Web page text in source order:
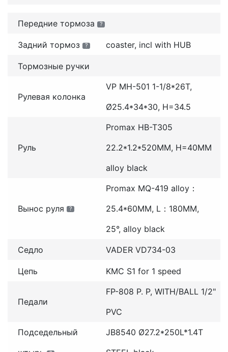
Передние тормоза ?
Задний тормоз ? coaster, incl with HUB
Тормозные ручки
Рулевая колонка
VP MH-501 1-1/8*26T,
Ø25.4*34*30, H=34.5
Руль
Promax HB-T305
22.2*1.2*520MM, H=40MM
alloy black
Вынос руля ?
Promax MQ-419 alloy：
25.4*60MM, L：180MM,
25°, alloy black
Седло VADER VD734-03
Цепь KMC S1 for 1 speed
Педали
FP-808 P. P, WITH/BALL 1/2"
PVC
Подседельный
JB8540 Ø27.2*250L*1.4T